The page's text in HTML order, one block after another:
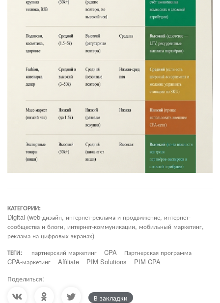
КАТЕГОРИИ:
Digital (web-дизайн, интернет-реклама и продвижение, интернет-
сообщества и блоги, интернет-коммуникации, мобильный маркетинг,
реклама на цифровых экранах)
ТЕГИ:
партнерский маркетинг CPA
Партнерская программа
CPA-маркетинг
Affiliate PIM Solutions PIM CPA
Поделиться:
В закладки